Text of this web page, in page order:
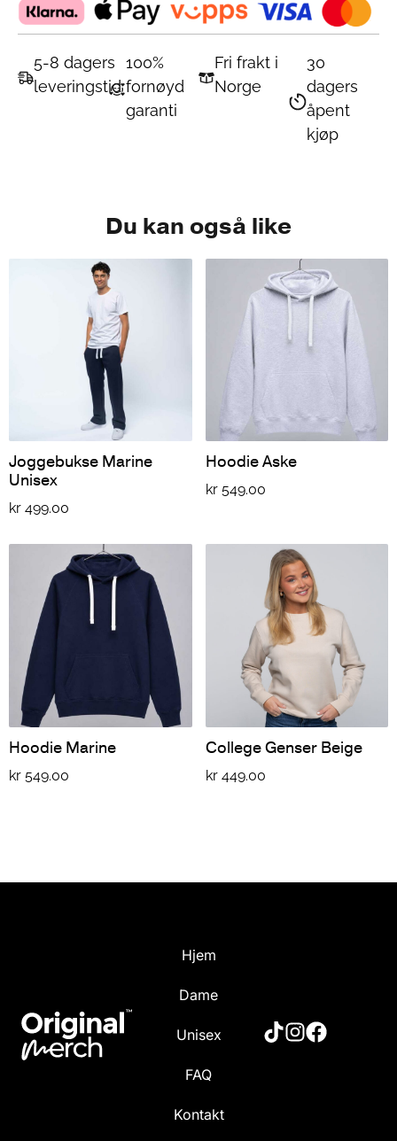
5-8 dagers
leveringstid
100%
fornøyd
garanti
Fri frakt i
Norge
30
dagers
åpent
kjøp
Du kan også like
Joggebukse Marine
Unisex
kr 499.00
Hoodie Aske
kr549.00
Hoodie Marine
kr 549.00
College Genser Beige
kr449.00
Hjem
Dame
Unisex
FAQ
Kontakt